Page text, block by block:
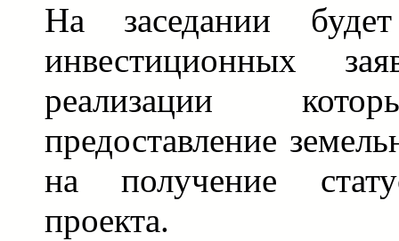
На заседании
инвестиционных
реализации
предоставление
на получение
проекта.